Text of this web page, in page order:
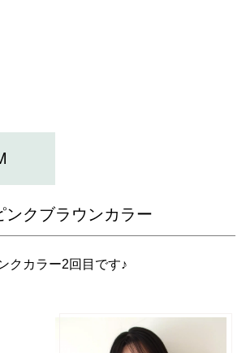
ンクブラウンカラー
クカラー2回目です♪